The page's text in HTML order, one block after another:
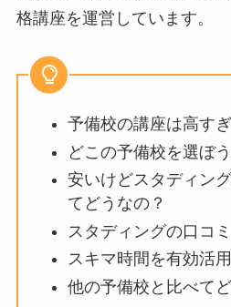
格講座を運営しています。
予備校の講座は高す
どこの予備校を選ぼ
安いけどスタディン
てどうなの？
スタディングの口コ
スキマ時間を有効活
他の予備校と比べて